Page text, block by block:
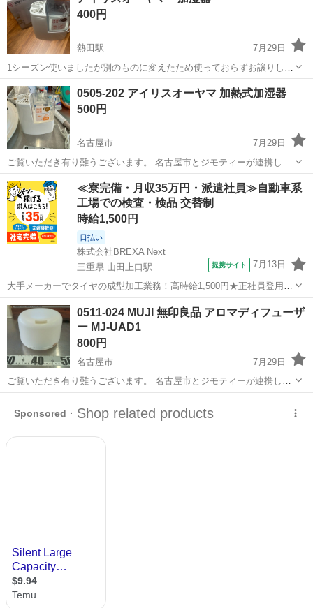
400円
熱田駅
7月29日
1シーズン使いましたが別のものに変えたため使っておらずお譲りしま
す。状態は良い方だと思います。 箱、取説付属
愛知 名古屋市 季節、空調家電
0505-202 アイリスオーヤマ 加熱式加湿器
500円
名古屋市
7月29日
ご覧いただき有り難うございます。 名古屋市とジモティーが連携して
運営しています。 粗⼤ごみ等の減量を⽬的にまだ使えるものをリユー
スしています。 ★★★★★ ご自宅にある不要品を是非ジモティースポ
ットへお持...
愛知 名古屋市 季節、空調家電 リユース
≪寮完備・月収35万円・派遣社員≫自動車系
工場での検査・検品 交替制
時給1,500円
日払い
株式会社BREXA Next
三重県 山田上口駅
提携サイト 7月13日
大手メーカーでタイヤの成型加工業務！高時給1,500円★正社員登用制
度あり！ワンルーム寮完備！マイカー通勤OK！無料駐車場あり！《三
重県伊勢市》 人気の工場のお仕事 ◇タイヤの製造◇ トラック・バ
ス・RV車用を中心とした...
三重 伊勢市 その他
0511-024 MUJI 無印良品 アロマディフューザ
ー MJ-UAD1
800円
名古屋市
7月29日
ご覧いただき有り難うございます。 名古屋市とジモティーが連携して
運営しています。 粗⼤ごみ等の減量を⽬的にまだ使えるものをリユー
スしています。 ★★★★★ ご自宅にある不要品を是非ジモティースポ